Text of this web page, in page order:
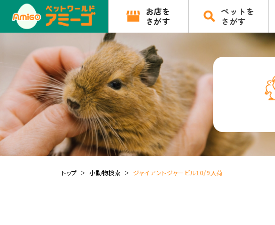
お店を
さがす
ペットを
さがす
トップ 小動物検索 ジャイアントジャービル10/9入荷